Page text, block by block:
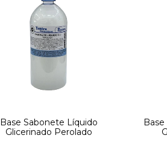
Base Sabonete Líquido
Glicerinado Perolado